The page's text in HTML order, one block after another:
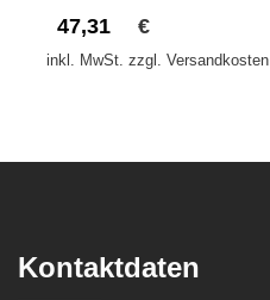
47,31
€
inkl. MwSt. zzgl. Versandkosten
Kontaktdaten